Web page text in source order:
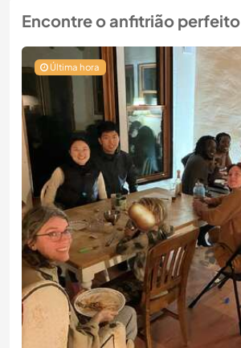
Encontre o anfitrião perfeito
Última hora